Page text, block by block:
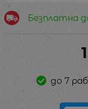
Безплатна
до 7